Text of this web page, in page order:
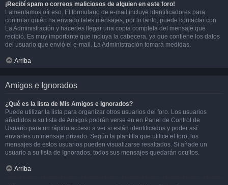
¡Recibí spam o correos maliciosos de alguien en este foro!
Lamentamos oír eso. El formulario de e-mail incluye identificadores para
controlar quién ha enviado tales mensajes, por lo tanto, puede contactar con
La Administración y hacerles llegar una copia completa del mensaje que
recibió. Es muy importante que incluya la cabecera, ya que contiene los datos
del usuario que envió el e-mail. La Administración tomará medidas.
Arriba
Amigos e Ignorados
¿Qué es la lista de Mis Amigos e Ignorados?
Puede utilizar la lista para organizar otros usuarios del foro. Los usuarios
añadidos a su lista de Amigos podrán verse en en Panel de Control de
Usuario para un rápido acceso a ver si están identificados y poder así
enviarles un mensaje privado. Según la plantilla que utilice el foro, los
mensajes de estos usuarios pueden visualizarse resaltados. Si añade un
usuario a su lista de Ignorados, todos sus mensajes quedarán ocultos.
Arriba